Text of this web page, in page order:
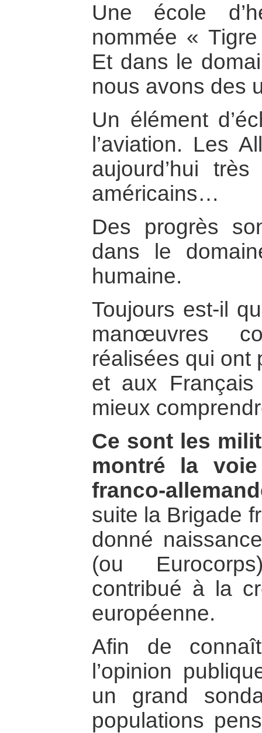
Une école
nommée «
Et dans le
nous avons des
Un élément
l’aviation. Les
aujourd’hui
américains…
Des progrès
dans le
humaine.
Toujours est-il
manœuvres
réalisées qui ont
et aux
mieux
Ce sont les
montré la
franco-
suite la Brigade
donné
(ou
contribué à la
européenne.
Afin de
l’opinion
un grand
populations